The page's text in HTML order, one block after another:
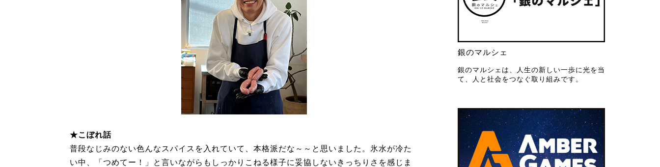
銀のマルシェ
銀のマルシェは、人生の新しい一歩に光を当
て、人と社会をつなぐ取り組みです。
★こぼれ話
普段なじみのない色んなスパイスを入れていて、本格派だな～～と思いました。氷水が冷た
い中、「つめてー！」と言いながらもしっかりこねる様子に妥協しないきっちりさを感じま